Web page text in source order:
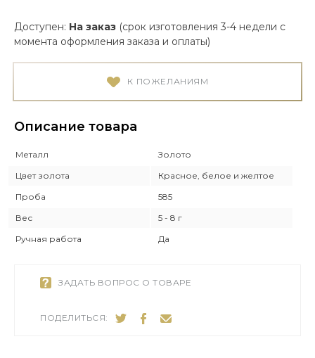
Доступен: На заказ (срок изготовления 3-4 недели с
момента оформления заказа и оплаты)
К ПОЖЕЛАНИЯМ
Описание товара
Металл
Золото
Цвет золота
Красное, белое и желтое
Проба
585
Вес
5 - 8 г
Ручная работа
Да
ЗАДАТЬ ВОПРОС О ТОВАРЕ
ПОДЕЛИТЬСЯ: